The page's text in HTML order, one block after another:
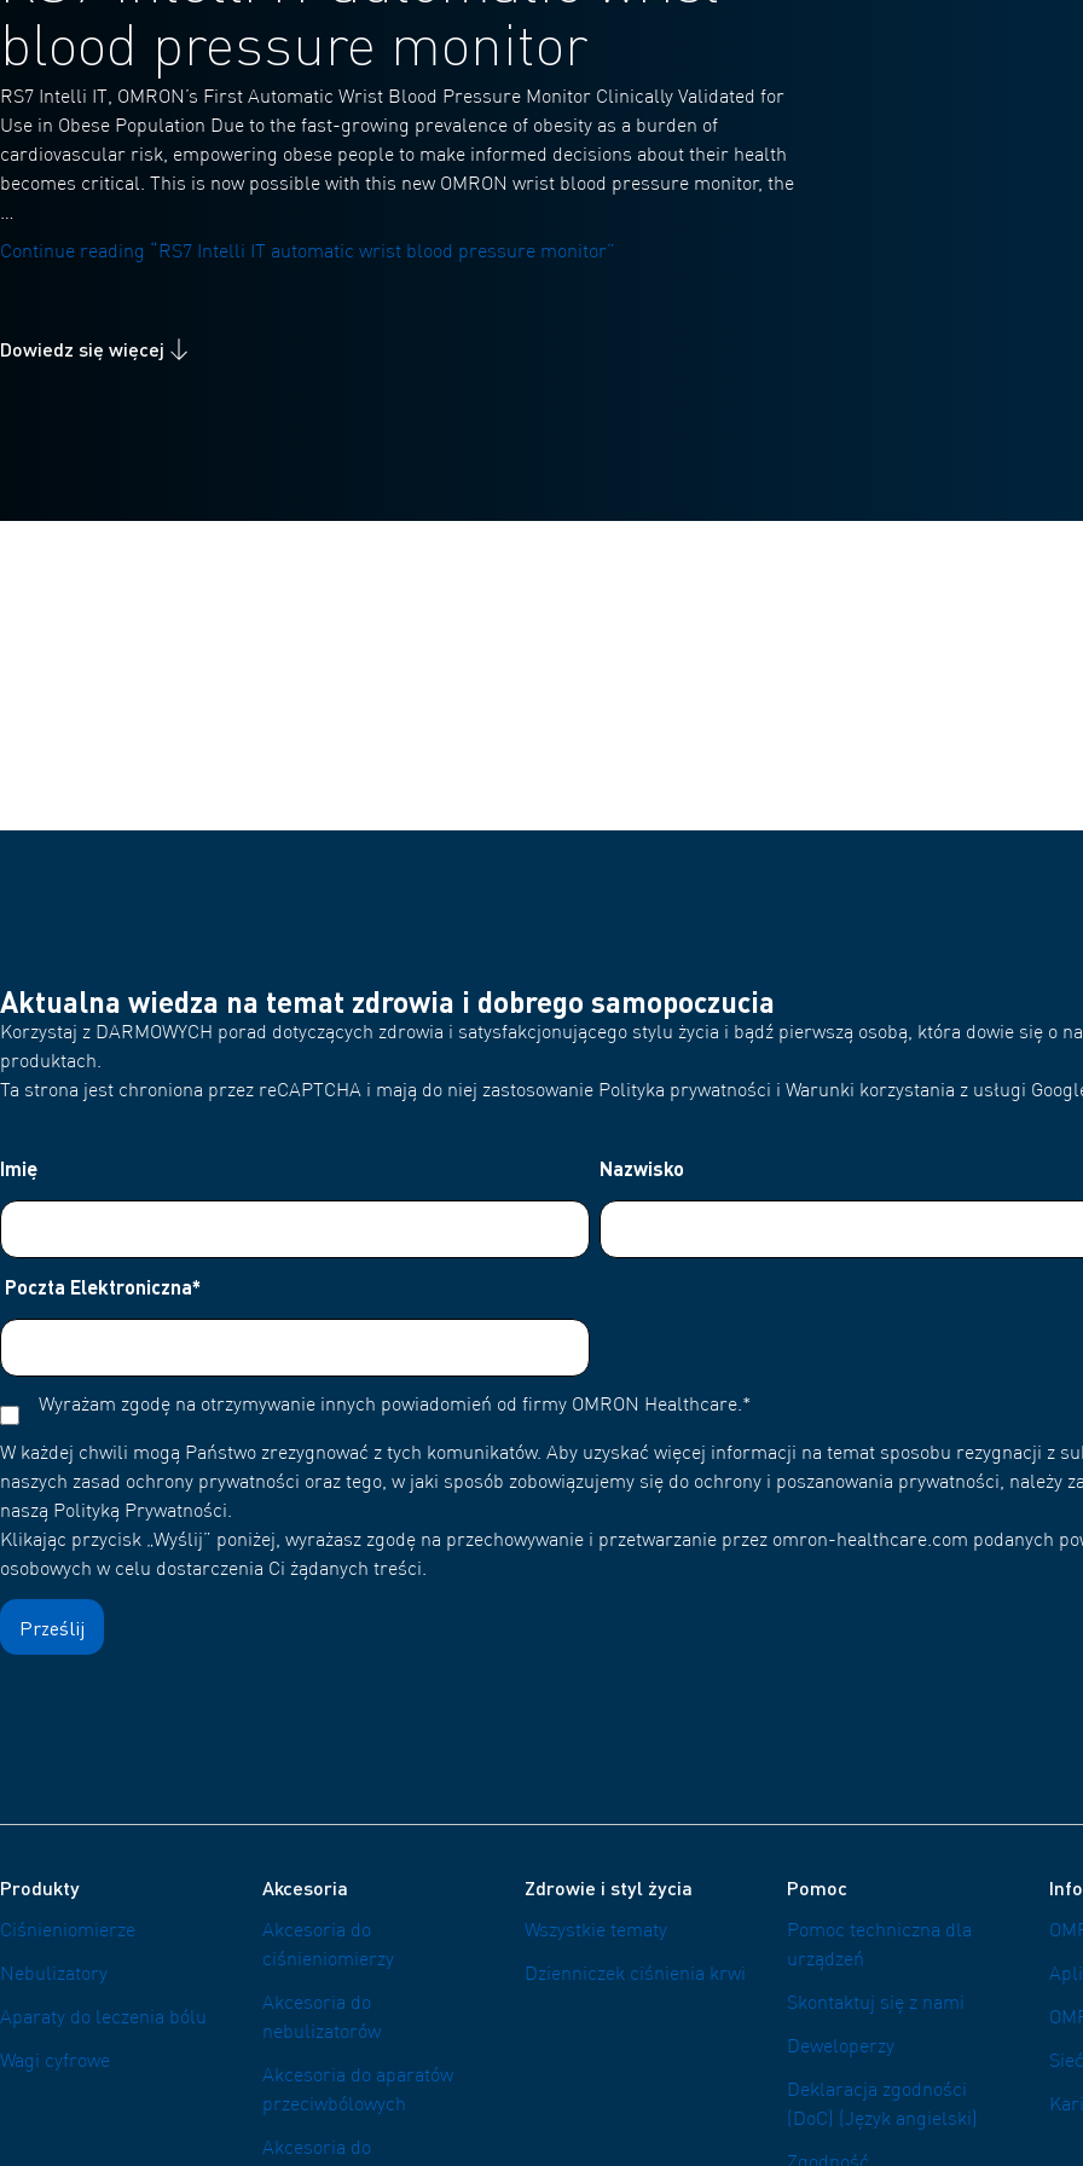
blood pressure monitor
RS7 Intelli IT, OMRON’s First Automatic Wrist Blood Pressure Monitor Clinically Validated for
Use in Obese Population Due to the fast-growing prevalence of obesity as a burden of
cardiovascular risk, empowering obese people to make informed decisions about their health
becomes critical. This is now possible with this new OMRON wrist blood pressure monitor, the
…
Continue reading
“RS7 Intelli IT automatic wrist blood pressure monitor”
Dowiedz się więcej
Aktualna wiedza na temat zdrowia i dobrego samopoczucia
Korzystaj z DARMOWYCH porad dotyczących zdrowia i satysfakcjonującego stylu życia i bądź pierwszą osobą, która dowie się o
produktach.
Ta strona jest chroniona przez reCAPTCHA i mają do niej zastosowanie Polityka prywatności i Warunki korzystania z usługi
Imię Nazwisko
Poczta Elektroniczna*
Wyrażam zgodę na otrzymywanie innych powiadomień od firmy OMRON Healthcare.*
W każdej chwili mogą Państwo zrezygnować z tych komunikatów. Aby uzyskać więcej informacji na temat sposobu rezygnacji z
naszych zasad ochrony prywatności oraz tego, w jaki sposób zobowiązujemy się do ochrony i poszanowania prywatności, należy
naszą Polityką Prywatności.
Klikając przycisk „Wyślij” poniżej, wyrażasz zgodę na przechowywanie i przetwarzanie przez omron-healthcare.com podanych
osobowych w celu dostarczenia Ci żądanych treści.
Produkty
Ciśnieniomierze
Nebulizatory
Aparaty do leczenia bólu
Wagi cyfrowe
Akcesoria
Akcesoria do
ciśnieniomierzy
Akcesoria do
nebulizatorów
Akcesoria do aparatów
przeciwbólowych
Akcesoria do
Zdrowie i styl życia
Wszystkie tematy
Dzienniczek ciśnienia krwi
Pomoc
Pomoc techniczna dla
urządzeń
Skontaktuj się z nami
Deweloperzy
Deklaracja zgodności
(DoC) (Język angielski)